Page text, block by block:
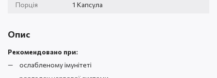
Порція 1 Капсула
Опис
Рекомендовано при:
ослабленому імунітеті